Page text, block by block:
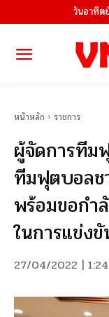
วันอาทิ
หน้าหลัก ราชการ
ผู้จัดการทีม
ทีมฟุตบอลช
พร้อมขอกำ
ในการแข่ง
27/04/2022 |